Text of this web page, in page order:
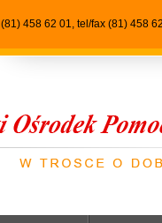
(81) 458 62 01, tel/fax (81) 458